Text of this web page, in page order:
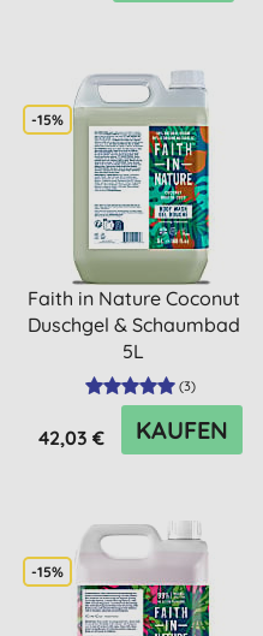
-15%
Faith in Nature Coconut
Duschgel & Schaumbad
5L
(3)
42,03 € KAUFEN
-15%